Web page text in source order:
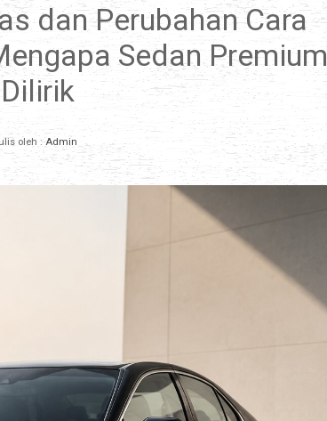
dan Perubahan Cara
Sedan Premium
oleh : Admin